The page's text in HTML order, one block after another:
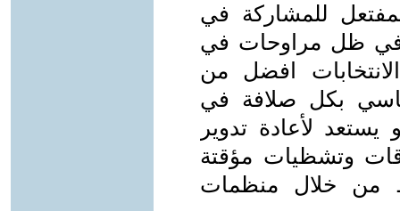
للمشاركة في
القادمة في 10ـ10ـ2021 في ظل مراوحات في
افضل من
بكل صلافة في
لأعادة تدوير
وتشظيات مؤقتة
من خلال منظمات